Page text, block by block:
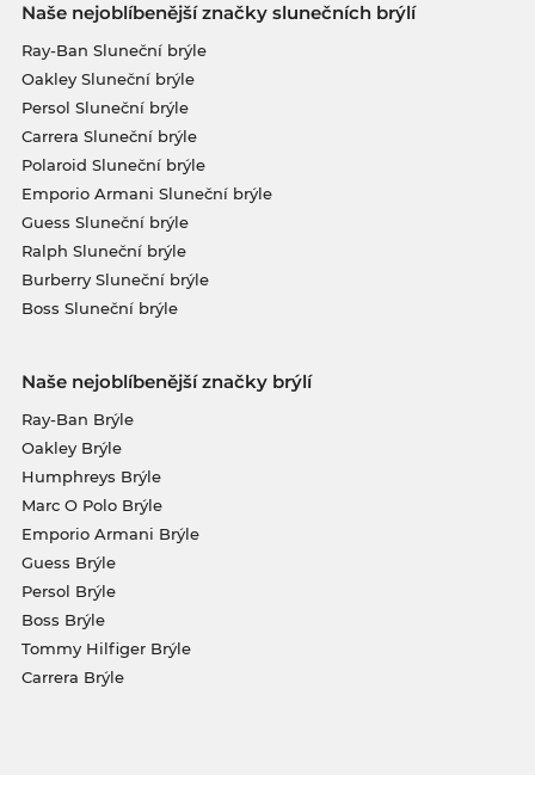
Naše nejoblíbenější značky slunečních brýlí
Ray-Ban Sluneční brýle
Oakley Sluneční brýle
Persol Sluneční brýle
Carrera Sluneční brýle
Polaroid Sluneční brýle
Emporio Armani Sluneční brýle
Guess Sluneční brýle
Ralph Sluneční brýle
Burberry Sluneční brýle
Boss Sluneční brýle
Naše nejoblíbenější značky brýlí
Ray-Ban Brýle
Oakley Brýle
Humphreys Brýle
Marc O Polo Brýle
Emporio Armani Brýle
Guess Brýle
Persol Brýle
Boss Brýle
Tommy Hilfiger Brýle
Carrera Brýle